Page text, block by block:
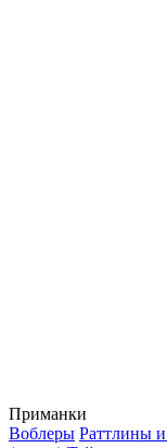
Приманки
Воблеры Раттлины